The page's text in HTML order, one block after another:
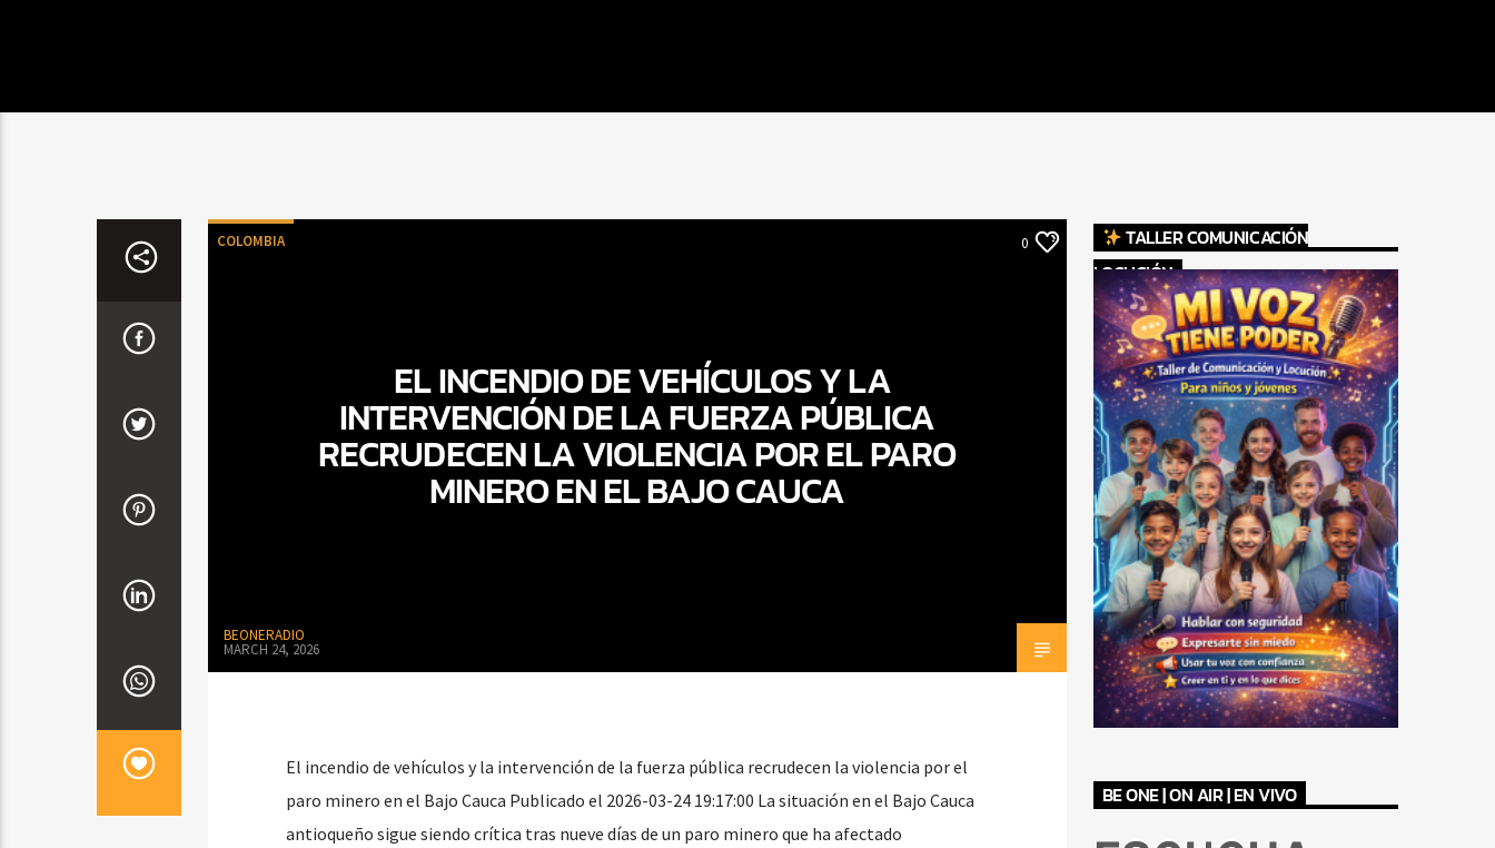
COLOMBIA 0
EL INCENDIO DE VEHÍCULOS Y LA
INTERVENCIÓN DE LA FUERZA PÚBLICA
RECRUDECEN LA VIOLENCIA POR EL PARO
MINERO EN EL BAJO CAUCA
BEONERADIO
MARCH 24, 2026
El incendio de vehículos y la intervención de la fuerza pública recrudecen la violencia por el
paro minero en el Bajo Cauca Publicado el 2026-03-24 19:17:00 La situación en el Bajo Cauca
antioqueño sigue siendo crítica tras nueve días de un paro minero que ha afectado
TALLER COMUNICACIÓN
LOCUCIÓN
BE ONE | ON AIR | EN VIVO